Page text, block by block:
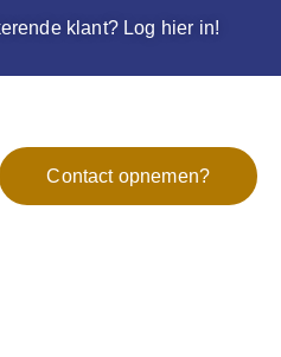
klant? Log hier in!
Contact opnemen?